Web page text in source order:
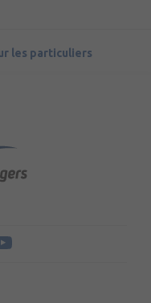
les particuliers